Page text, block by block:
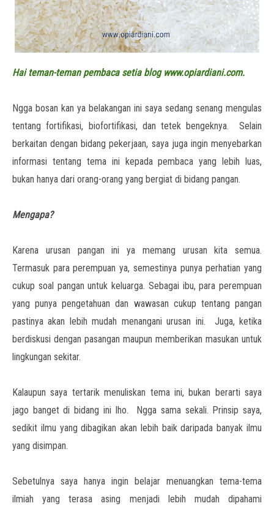
Hai teman-teman pembaca setia blog www.opiardiani.com.
Ngga bosan kan ya belakangan ini saya sedang senang mengulas
tentang fortifikasi, biofortifikasi, dan tetek bengeknya. Selain
berkaitan dengan bidang pekerjaan, saya juga ingin menyebarkan
informasi tentang tema ini kepada pembaca yang lebih luas,
bukan hanya dari orang-orang yang bergiat di bidang pangan.
Mengapa?
Karena urusan pangan ini ya memang urusan kita semua.
Termasuk para perempuan ya, semestinya punya perhatian yang
cukup soal pangan untuk keluarga. Sebagai ibu, para perempuan
yang punya pengetahuan dan wawasan cukup tentang pangan
pastinya akan lebih mudah menangani urusan ini. Juga, ketika
berdiskusi dengan pasangan maupun memberikan masukan untuk
lingkungan sekitar.
Kalaupun saya tertarik menuliskan tema ini, bukan berarti saya
jago banget di bidang ini lho. Ngga sama sekali. Prinsip saya,
sedikit ilmu yang dibagikan akan lebih baik daripada banyak ilmu
yang disimpan.
Sebetulnya saya hanya ingin belajar menuangkan tema-tema
ilmiah yang terasa asing menjadi lebih mudah dipahami